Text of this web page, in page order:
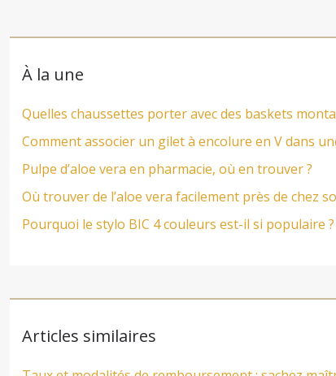
À la une
Quelles chaussettes porter avec des baskets
Comment associer un gilet à encolure en V dans
Pulpe d’aloe vera en pharmacie, où en trouver ?
Où trouver de l’aloe vera facilement près de chez
Pourquoi le stylo BIC 4 couleurs est-il si populaire ?
Articles similaires